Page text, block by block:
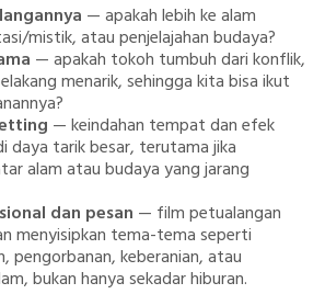
— apakah lebih ke alam
mistik, atau penjelajahan budaya?
— apakah tokoh tumbuh dari konflik,
menarik, sehingga kita bisa ikut
— keindahan tempat dan efek
daya tarik besar, terutama jika
alam atau budaya yang jarang
dan pesan — film petualangan
menyisipkan tema-tema seperti
pengorbanan, keberanian, atau
bukan hanya sekadar hiburan.